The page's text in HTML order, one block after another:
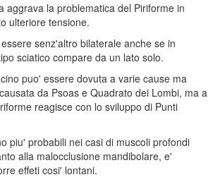
aggrava la problematica del Piriforme in
ulteriore tensione.
senz'altro bilaterale anche se in
sciatico compare da un lato solo.
puo' essere dovuta a varie cause ma
da Psoas e Quadrato dei Lombi, ma a
reagisce con lo sviluppo di Punti
piu' probabili nei casi di muscoli profondi
alla malocclusione mandibolare, e'
effeti cosi' lontani.